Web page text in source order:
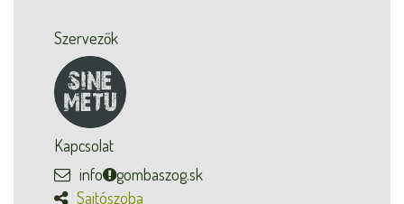
Szervezők
Kapcsolat
info
gombaszog.sk
Sajtószoba